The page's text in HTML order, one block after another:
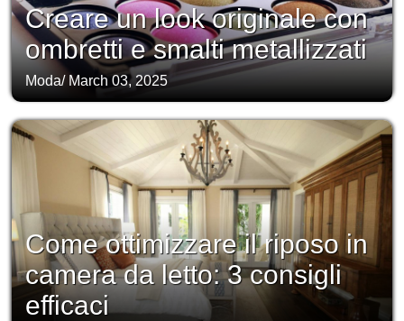
Creare un look originale con
ombretti e smalti metallizzati
Moda/ March 03, 2025
Come ottimizzare il riposo in
camera da letto: 3 consigli
efficaci